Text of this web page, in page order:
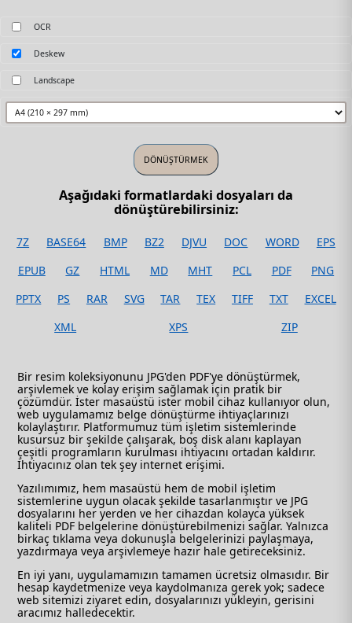
OCR
Deskew
Landscape
Aşağıdaki formatlardaki dosyaları da
dönüştürebilirsiniz:
7Z BASE64 BMP BZ2 DJVU DOC WORD
EPS
EPUB
GZ HTML MD MHT PCL PDF
PNG
PPTX
PS RAR SVG TAR TEX TIFF TXT
EXCEL
XML
XPS ZIP
Bir resim koleksiyonunu JPG'den PDF'ye dönüştürmek,
arşivlemek ve kolay erişim sağlamak için pratik bir
çözümdür. İster masaüstü ister mobil cihaz kullanıyor olun,
web uygulamamız belge dönüştürme ihtiyaçlarınızı
kolaylaştırır. Platformumuz tüm işletim sistemlerinde
kusursuz bir şekilde çalışarak, boş disk alanı kaplayan
çeşitli programların kurulması ihtiyacını ortadan kaldırır.
İhtiyacınız olan tek şey internet erişimi.
Yazılımımız, hem masaüstü hem de mobil işletim
sistemlerine uygun olacak şekilde tasarlanmıştır ve JPG
dosyalarını her yerden ve her cihazdan kolayca yüksek
kaliteli PDF belgelerine dönüştürebilmenizi sağlar. Yalnızca
birkaç tıklama veya dokunuşla belgelerinizi paylaşmaya,
yazdırmaya veya arşivlemeye hazır hale getireceksiniz.
En iyi yanı, uygulamamızın tamamen ücretsiz olmasıdır. Bir
hesap kaydetmenize veya kaydolmanıza gerek yok; sadece
web sitemizi ziyaret edin, dosyalarınızı yükleyin, gerisini
aracımız halledecektir.